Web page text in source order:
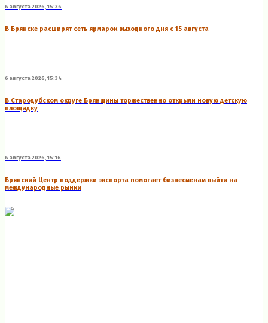
6 августа 2026, 15:36
В Брянске расширят сеть ярмарок выходного дня с 15 августа
6 августа 2026, 15:34
В Стародубском округе Брянщины торжественно открыли новую детскую
площадку
6 августа 2026, 15:16
Брянский Центр поддержки экспорта помогает бизнесменам выйти на
международные рынки